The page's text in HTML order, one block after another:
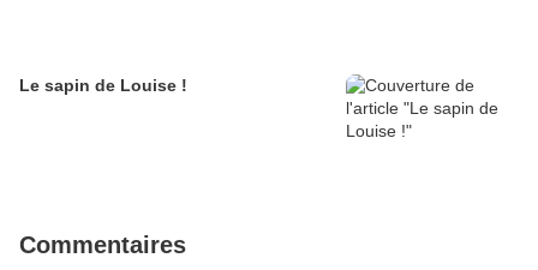
Le sapin de Louise !
Commentaires